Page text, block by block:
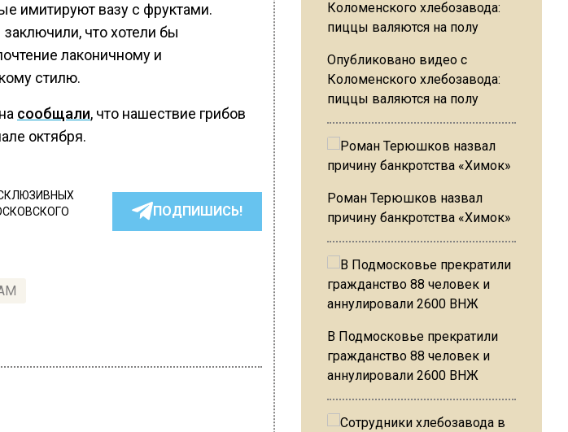
имитируют вазу с фруктами.
что хотели бы
лаконичному и
стилю.
сообщали, что нашествие грибов
октября.
ПОДПИШИСЬ!
Опубликовано видео с
Коломенского хлебозавода:
пиццы валяются на полу
Роман Терюшков назвал
причину банкротства «Химок»
В Подмосковье прекратили
гражданство 88 человек и
аннулировали 2600 ВНЖ